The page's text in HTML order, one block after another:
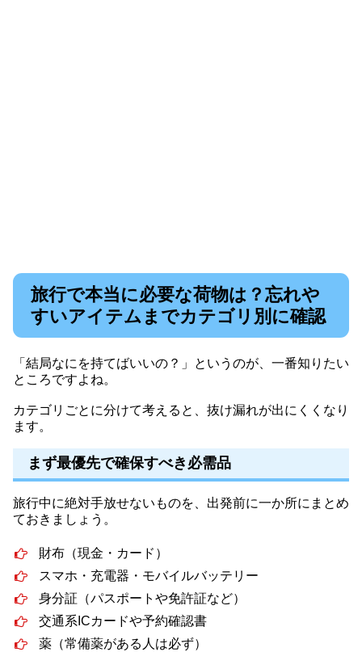
旅行で本当に必要な荷物は？忘れや
すいアイテムまでカテゴリ別に確認
「結局なにを持てばいいの？」というのが、一番知りたい
ところですよね。
カテゴリごとに分けて考えると、抜け漏れが出にくくなり
ます。
まず最優先で確保すべき必需品
旅行中に絶対手放せないものを、出発前に一か所にまとめ
ておきましょう。
財布（現金・カード）
スマホ・充電器・モバイルバッテリー
身分証（パスポートや免許証など）
交通系ICカードや予約確認書
薬（常備薬がある人は必ず）